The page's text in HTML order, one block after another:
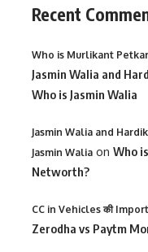
Recent
Who is Murlikant
Jasmin Walia and
Who is Jasmin Walia
Jasmin Walia and
Jasmin Walia on Who
Networth?
CC in Vehicles की
Zerodha vs Paytm